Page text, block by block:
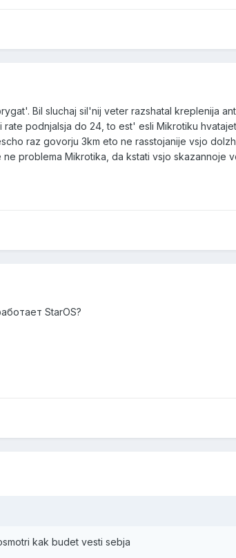
Bil sluchaj sil'nij veter razshatal kreplenija
podnjalsja do 24, to est' esli Mikrotiku
raz govorju 3km eto ne rasstojanije vsjo
problema Mikrotika, da kstati vsjo skazannoje
StarOS?
kak budet vesti sebja